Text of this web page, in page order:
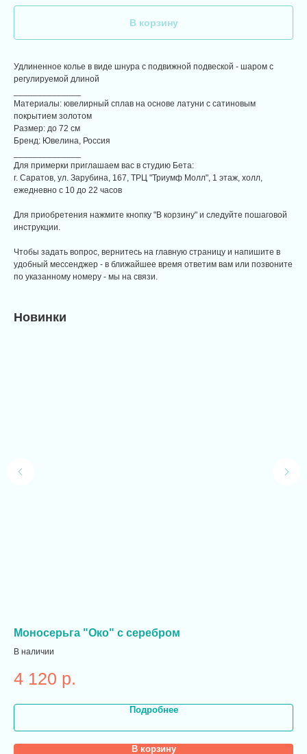
В корзину
Удлиненное колье в виде шнура с подвижной подвеской - шаром с
регулируемой длиной
Материалы: ювелирный сплав на основе латуни с сатиновым
покрытием золотом
Размер: до 72 см
Бренд: Ювелина, Россия
Для примерки приглашаем вас в студию Бета:
г. Саратов, ул. Зарубина, 167, ТРЦ "Триумф Молл", 1 этаж, холл,
ежедневно с 10 до 22 часов
Для приобретения нажмите кнопку "В корзину" и следуйте пошаговой
инструкции.
Чтобы задать вопрос, вернитесь на главную страницу и напишите в
удобный мессенджер - в ближайшее время ответим вам или позвоните
по указанному номеру - мы на связи.
Новинки
Моносерьга "Око" с серебром
В наличии
4 120 р.
Подробнее
В корзину